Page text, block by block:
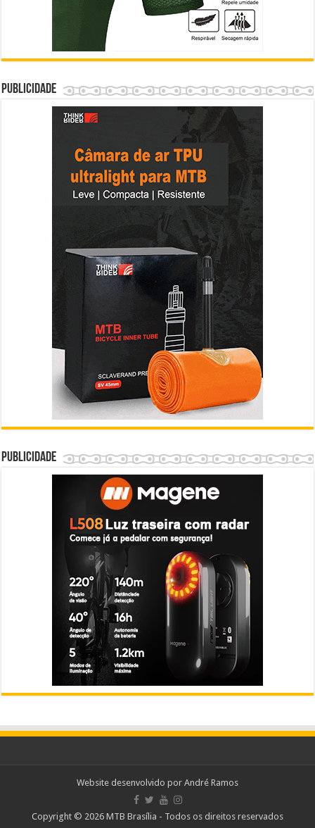
Publicidade
Publicidade
Website desenvolvido por André Ramos
Copyright © 2026 MTB Brasília - Todos os direitos reservados